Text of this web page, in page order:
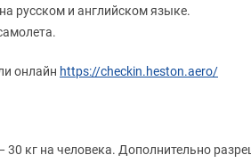
русском и английском языке.
онлайн https://checkin.heston.aero/
кг на человека. Дополнительно